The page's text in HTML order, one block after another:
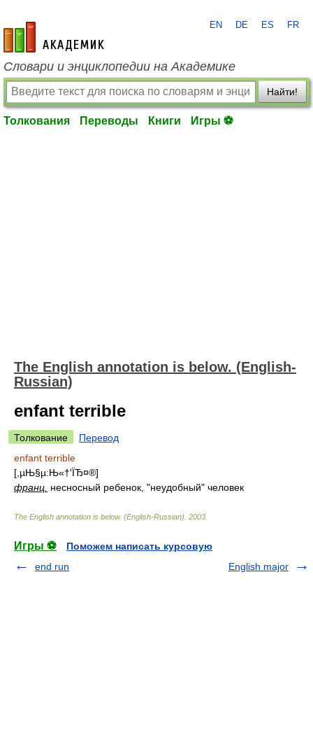
academic.ru
EN DE ES FR
Словари и энциклопедии на Академике
Найти!
Толкования Переводы Книги Игры ⚽
The English annotation is below. (English-
Russian)
enfant terrible
Толкование
Перевод
enfant terrible
[,µЊ§µ:Њ«†'ЇЂ¤®]
франц. несносный ребенок, "неудобный" человек
The English annotation is below. (English-Russian) 2003
Игры ⚽
Поможем написать курсовую
end run
English major